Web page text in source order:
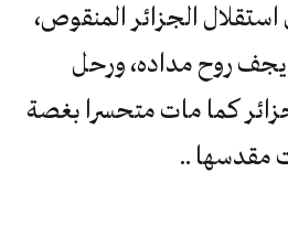
استقلال الجزائر المنقوص،
يجف روح مداده، ورحل
كما مات متحسرا بغصة
مقدسها ..